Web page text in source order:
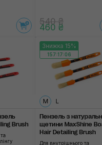
540 ₴
460 ₴
Brush
Знижка 15%
157:17:06
M L
Пензель з
щетини MaxShine
Hair Detailing Brush
Для внутрішнього та